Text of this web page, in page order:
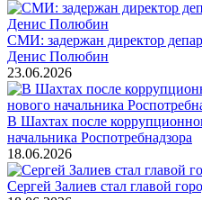
СМИ: задержан директор
Денис Полюбин
23.06.2026
В Шахтах после
начальника Роспотребнадзора
18.06.2026
Сергей Залиев стал главой